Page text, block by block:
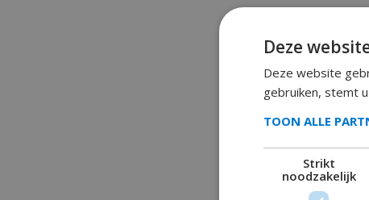
Deze
Deze website
gebruiken, stemt
TOON ALLE
Strikt
noodzakelijk